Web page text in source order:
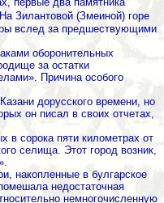
На Зилантовой (Змеиной) горе
вслед за предшествующими
оборонительных
за остатки
Причина особого
дорусского времени, но
он писал в своих отчетах,
в сорока пяти километрах от
селища. Этот город возник,
накопленные в булгарское
недостаточная
немногочисленную